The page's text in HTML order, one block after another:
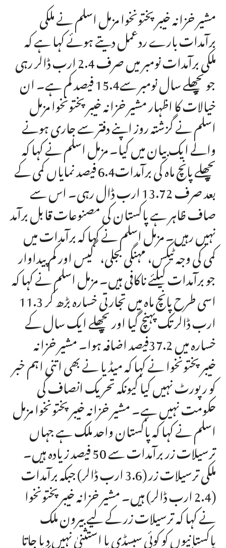
مشیر خزانہ خیبرپختونخوا مزمل اسلم نے ملکی
برآمدات بارے ردعمل دیتے ہوئے کہا ہے کہ
ملکی برآمدات نومبر میں صرف 2.4 ارب ڈالر رہی
جو پچھلے سال نومبر سے15.4 فیصد کم ہے۔ ان
خیالات کا اظہار مشیر خزانہ خیبرپختونخوا مزمل
اسلم نے گزشتہ روز اپنے دفتر سے جاری ہونے
والے ایک بیان میں کیا۔ مزمل اسلم نے کہا کہ
پچھلے پانچ ماہ کی برآمدات6.4 فیصد نمایاں کمی کے
بعد صرف 13.72 ارب ڈال رہی۔ اس سے
صاف ظاہر ہے پاکستان کی مصنوعات قابل برآمد
نہیں رہیں۔ مزمل اسلم نے کہا کہ برآمدات میں
کمی کی وجہ ٹیکس، مہنگی بجلی، گیس اور کم پیداوار
جو برآمدات کیلئے ناکافی ہیں۔ مزمل اسلم نے کہا کہ
اسی طرح پانچ ماہ میں تجارتی خسارہ بڑھ کر 11.3
ارب ڈالر تک پہنچ گیا اور پچھلے ایک سال کے
خسارہ میں 37.2فیصد اضافہ ہوا۔ مشیر خزانہ
خیبرپختونخوا نے کہا کہ میڈیا نے بھی اتنی اہم خبر
کو رپورٹ نہیں کیا کیونکہ تحریک انصاف کی
حکومت نہیں ہے۔ مشیر خزانہ خیبرپختونخوا مزمل
اسلم نے کہا کہ پاکستان واحد ملک ہے جہاں
ترسیلات زر برآمدات سے 50 فیصد زیادہ ہیں۔
ملکی ترسیلات زر (3.6 ارب ڈالر) جبکہ برآمدات
(2.4 ارب ڈالر) ہیں۔ مشیر خزانہ خیبرپختونخوا
نے کہا کہ ترسیلات زر کے لیے بیرون ملک
پاکستانیوں کو کوئی سبسڈی یا استثنیٰ نہیں دیا جاتا